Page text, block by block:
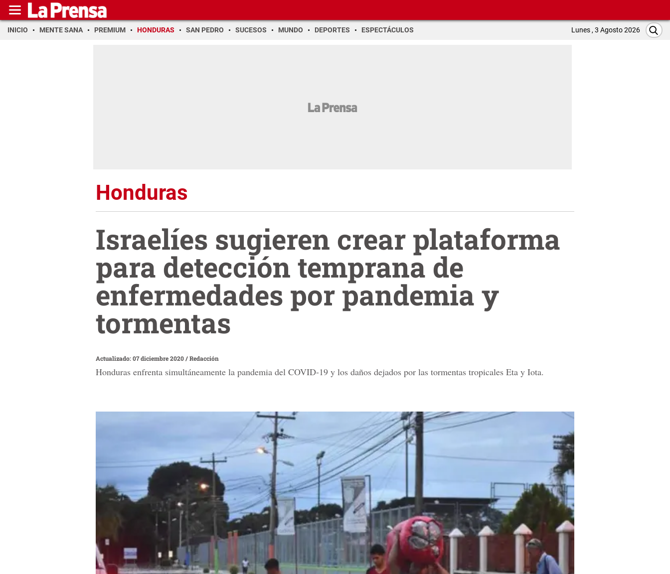
INICIO MENTE SANA PREMIUM HONDURAS SAN PEDRO SUCESOS MUNDO DEPORTES ESPECTÁCULOS Lunes , 3 Agosto 2026
Honduras
Israelíes sugieren crear plataforma
para detección temprana de
enfermedades por pandemia y
tormentas
Actualizado: 07 diciembre 2020/Redacción
Honduras enfrenta simultáneamente la pandemia del COVID-19 y los daños dejados por las tormentas tropicales Eta y Iota.